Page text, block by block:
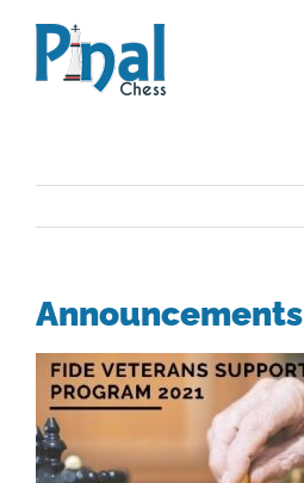
contenido
Announcements